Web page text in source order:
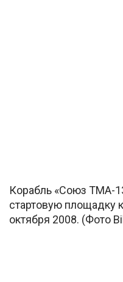
Корабль «Союз ТМА-
стартовую площадку
октября 2008. (Фото